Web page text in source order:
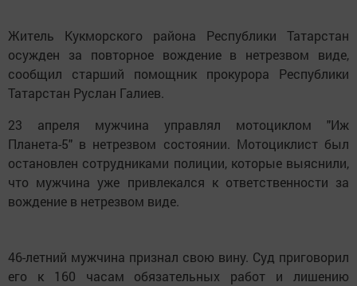
Житель Кукморского района Республики Татарстан
осужден за повторное вождение в нетрезвом виде,
сообщил старший помощник прокурора Республики
Татарстан Руслан Галиев.
23 апреля мужчина управлял мотоциклом "Иж
Планета-5" в нетрезвом состоянии. Мотоциклист был
остановлен сотрудниками полиции, которые выяснили,
что мужчина уже привлекался к ответственности за
вождение в нетрезвом виде.
46-летний мужчина признал свою вину. Суд приговорил
его к 160 часам обязательных работ и лишению